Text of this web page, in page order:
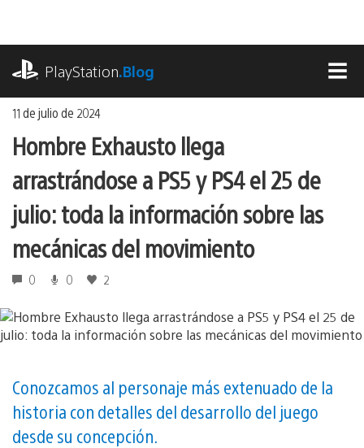
contenido
PlayStation.Blog
11 de julio de 2024
Hombre Exhausto llega
arrastrándose a PS5 y PS4 el 25 de
julio: toda la información sobre las
mecánicas del movimiento
0 0 2
Conozcamos al personaje más extenuado de la
historia con detalles del desarrollo del juego
desde su concepción.